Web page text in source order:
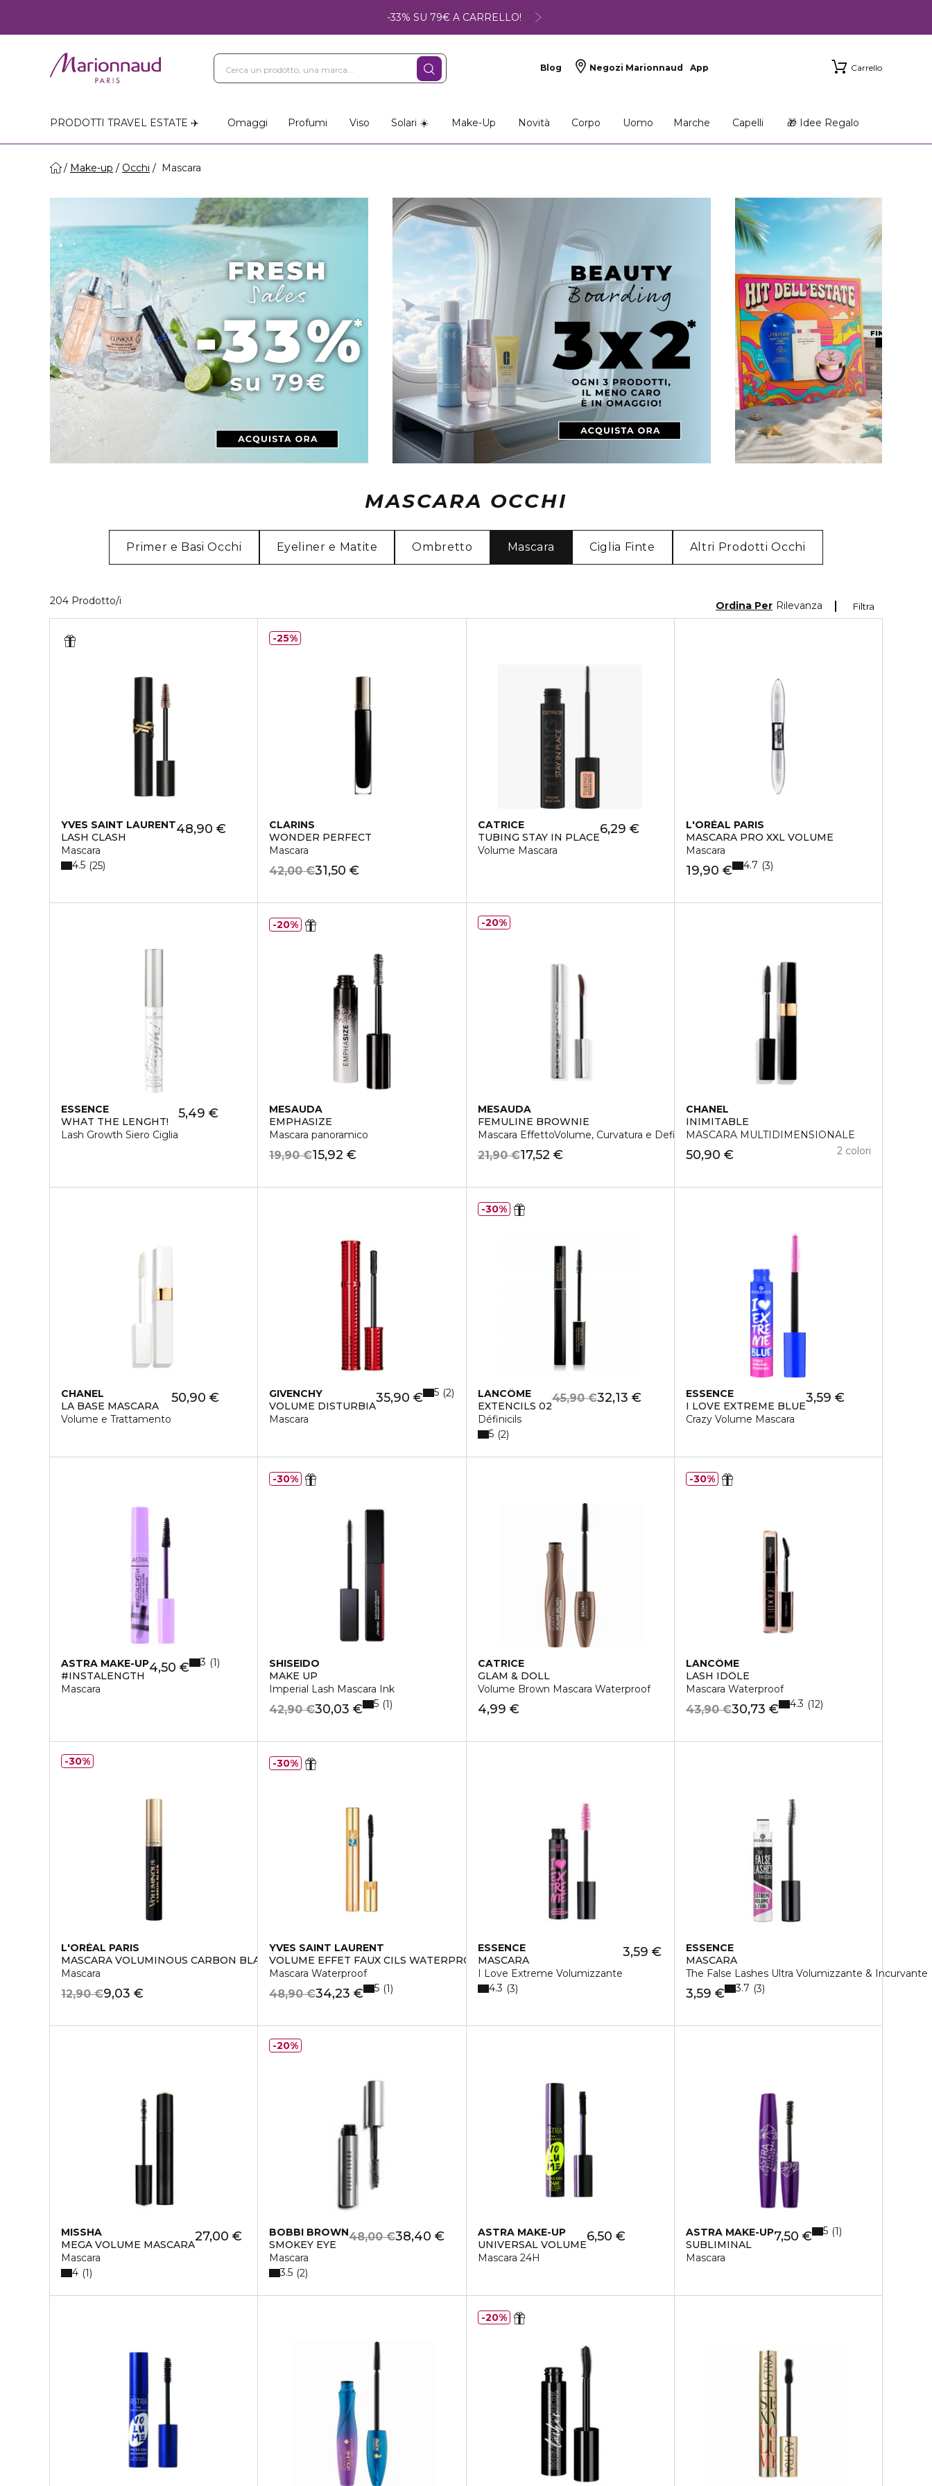
-33% SU 79€ A CARRELLO!
Blog Negozi Marionnaud App Carrello
PRODOTTI TRAVEL ESTATE ✈️ Omaggi Profumi Viso Solari ☀️ Make-Up Novità Corpo Uomo Marche Capelli 🎁 Idee Regalo
Make-up Occhi Mascara
MASCARA OCCHI
Primer e Basi Occhi Eyeliner e Matite Ombretto Mascara Ciglia Finte Altri Prodotti Occhi
204 Prodotto/i Filtra
Ordina Per Rilevanza
YVES SAINT LAURENT
LASH CLASH
Mascara
48,90 €
4.5 25
CLARINS
WONDER PERFECT
Mascara
31,50 €
42,00 €
25%
CATRICE
TUBING STAY IN PLACE
Volume Mascara
6,29 €
L'ORÉAL PARIS
MASCARA PRO XXL VOLUME
Mascara
19,90 € 4.7 3
ESSENCE
WHAT THE LENGHT!
Lash Growth Siero Ciglia
5,49 €
MESAUDA
EMPHASIZE
Mascara panoramico
15,92 €
19,90 €
20%
MESAUDA
FEMULINE BROWNIE
Mascara EffettoVolume, Curvatura e Definizione
17,52 €
21,90 €
20%
CHANEL
INIMITABLE
MASCARA MULTIDIMENSIONALE
50,90 € 2 colori
CHANEL
LA BASE MASCARA
Volume e Trattamento
50,90 €
GIVENCHY
VOLUME DISTURBIA
Mascara
35,90 € 5 2
LANCÔME
EXTENCILS 02
Définicils
32,13 €
45,90 €
5 2
30%
ESSENCE
I LOVE EXTREME BLUE
Crazy Volume Mascara
3,59 €
ASTRA MAKE-UP
#INSTALENGTH
Mascara
4,50 € 3 1
SHISEIDO
MAKE UP
Imperial Lash Mascara Ink
30,03 €
42,90 € 5 1
30%
CATRICE
GLAM & DOLL
Volume Brown Mascara Waterproof
4,99 €
LANCÔME
LASH IDÔLE
Mascara Waterproof
30,73 €
43,90 € 4.3 12
30%
L'ORÉAL PARIS
MASCARA VOLUMINOUS CARBON BLACK
Mascara
9,03 €
12,90 €
30%
YVES SAINT LAURENT
VOLUME EFFET FAUX CILS WATERPROOF
Mascara Waterproof
34,23 €
48,90 € 5 1
30%
ESSENCE
MASCARA
I Love Extreme Volumizzante
3,59 €
4.3 3
ESSENCE
MASCARA
The False Lashes Ultra Volumizzante & Incurvante
3,59 € 3.7 3
MISSHA
MEGA VOLUME MASCARA
Mascara
27,00 €
4 1
BOBBI BROWN
SMOKEY EYE
Mascara
38,40 €
48,00 €
3.5 2
20%
ASTRA MAKE-UP
UNIVERSAL VOLUME
Mascara 24H
6,50 €
ASTRA MAKE-UP
SUBLIMINAL
Mascara
7,50 € 5 1
20%